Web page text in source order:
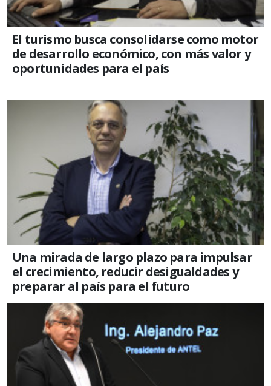
El turismo busca consolidarse como motor
de desarrollo económico, con más valor y
oportunidades para el país
Una mirada de largo plazo para impulsar
el crecimiento, reducir desigualdades y
preparar al país para el futuro